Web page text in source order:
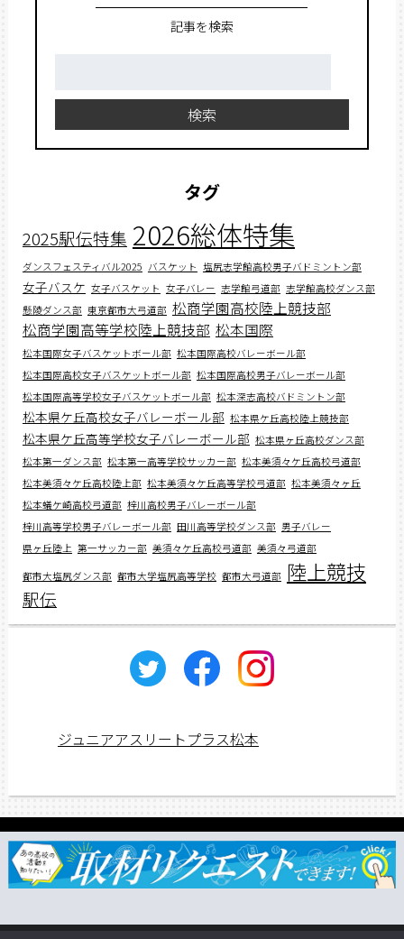
記事を検索
検索
タグ
2025駅伝特集 2026総体特集
ダンスフェスティバル2025 バスケット 塩尻志学館高校男子バドミントン部
女子バスケ 女子バスケット 女子バレー 志学館弓道部 志学館高校ダンス部
懸陵ダンス部 東京都市大弓道部 松商学園高校陸上競技部
松商学園高等学校陸上競技部 松本国際
松本国際女子バスケットボール部 松本国際高校バレーボール部
松本国際高校女子バスケットボール部 松本国際高校男子バレーボール部
松本国際高等学校女子バスケットボール部 松本深志高校バドミントン部
松本県ケ丘高校女子バレーボール部 松本県ケ丘高校陸上競技部
松本県ケ丘高等学校女子バレーボール部 松本県ヶ丘高校ダンス部
松本第一ダンス部 松本第一高等学校サッカー部 松本美須々ケ丘高校弓道部
松本美須々ケ丘高校陸上部 松本美須々ケ丘高等学校弓道部 松本美須々ヶ丘
松本蟻ケ崎高校弓道部 梓川高校男子バレーボール部
梓川高等学校男子バレーボール部 田川高等学校ダンス部 男子バレー
県ヶ丘陸上 第一サッカー部 美須々ケ丘高校弓道部 美須々弓道部
都市大塩尻ダンス部 都市大学塩尻高等学校 都市大弓道部 陸上競技
駅伝
ジュニアアスリートプラス松本